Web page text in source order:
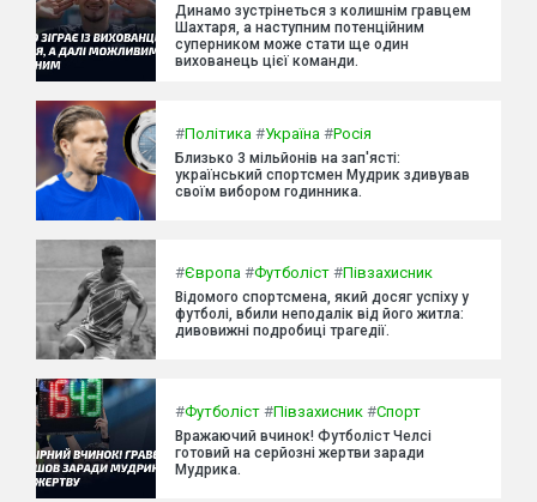
Динамо зустрінеться з колишнім гравцем
Шахтаря, а наступним потенційним
суперником може стати ще один
вихованець цієї команди.
#Політика #Україна #Росія
Близько 3 мільйонів на зап'ясті:
український спортсмен Мудрик здивував
своїм вибором годинника.
#Європа #Футболіст #Півзахисник
Відомого спортсмена, який досяг успіху у
футболі, вбили неподалік від його житла:
дивовижні подробиці трагедії.
#Футболіст #Півзахисник #Спорт
Вражаючий вчинок! Футболіст Челсі
готовий на серйозні жертви заради
Мудрика.